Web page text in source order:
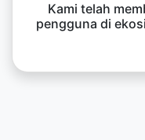
Kami telah
pengguna di